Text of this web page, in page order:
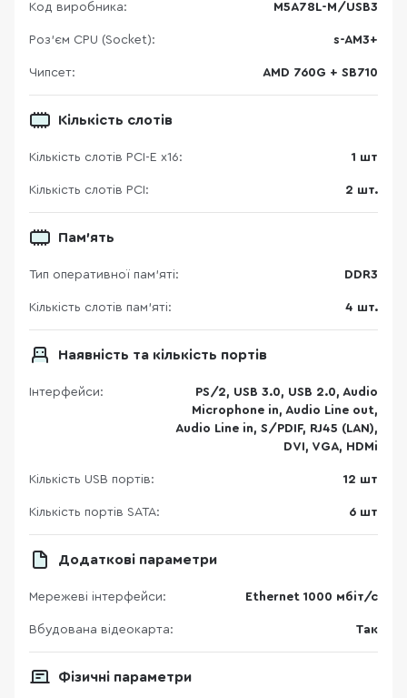
Код виробника: M5A78L-M/USB3
Роз'єм CPU (Socket): s-AM3+
Чипсет: AMD 760G + SB710
Кількість слотів
Кількість слотів PCI-E x16: 1 шт
Кількість слотів PCI: 2 шт.
Пам'ять
Тип оперативної пам’яті: DDR3
Кількість слотів пам'яті: 4 шт.
Наявність та кількість портів
Інтерфейси:
PS/2, USB 3.0, USB 2.0, Audio
Microphone in, Audio Line out,
Audio Line in, S/PDIF, RJ45 (LAN),
DVI, VGA, HDMi
Кількість USB портів: 12 шт
Кількість портів SATA: 6 шт
Додаткові параметри
Мережеві інтерфейси: Ethernet 1000 мбіт/с
Вбудована відеокарта: Так
Фізичні параметри